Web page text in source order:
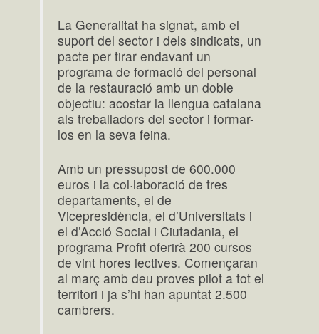
La Generalitat ha signat, amb el
suport del sector i dels sindicats, un
pacte per tirar endavant un
programa de formació del personal
de la restauració amb un doble
objectiu: acostar la llengua catalana
als treballadors del sector i formar-
los en la seva feina.
Amb un pressupost de 600.000
euros i la col·laboració de tres
departaments, el de
Vicepresidència, el d’Universitats i
el d’Acció Social i Ciutadania, el
programa Profit oferirà 200 cursos
de vint hores lectives. Començaran
al març amb deu proves pilot a tot el
territori i ja s’hi han apuntat 2.500
cambrers.